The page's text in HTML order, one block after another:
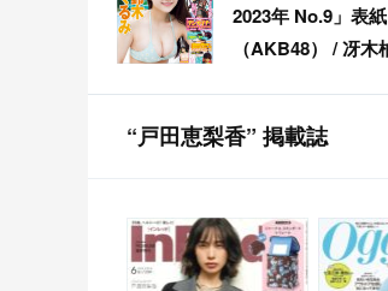
2023年 No.9」表
（AKB48） / 冴木
“戸田恵梨香” 掲載誌